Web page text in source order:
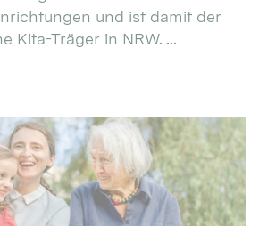
und ist damit der
Kita-Träger in NRW. ...